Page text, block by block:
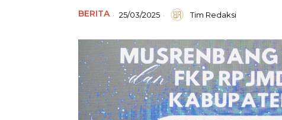
BERITA 25/03/2025 Tim Redaksi